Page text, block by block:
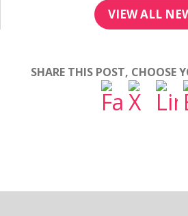
VIEW ALL
SHARE THIS POST, CHOOSE